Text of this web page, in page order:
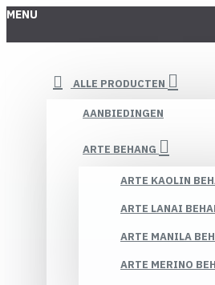
MENU
ALLE PRODUCTEN
AANBIEDINGEN
ARTE BEHANG
ARTE KAOLIN
ARTE LANAI
ARTE MANILA
ARTE MERINO